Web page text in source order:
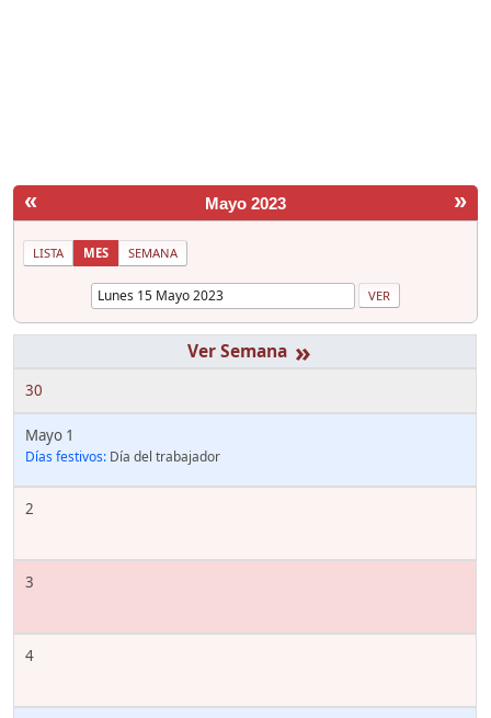
« »
Mayo 2023
LISTA MES SEMANA
»
30
Mayo 1
Días festivos: Día del trabajador
2
3
4